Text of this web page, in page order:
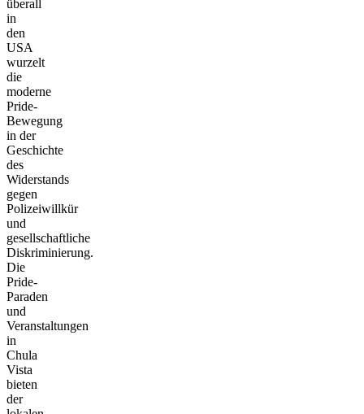
überall
in
den
USA
wurzelt
die
moderne
Pride-
Bewegung
in der
Geschichte
des
Widerstands
gegen
Polizeiwillkür
und
gesellschaftliche
Diskriminierung.
Die
Pride-
Paraden
und
Veranstaltungen
in
Chula
Vista
bieten
der